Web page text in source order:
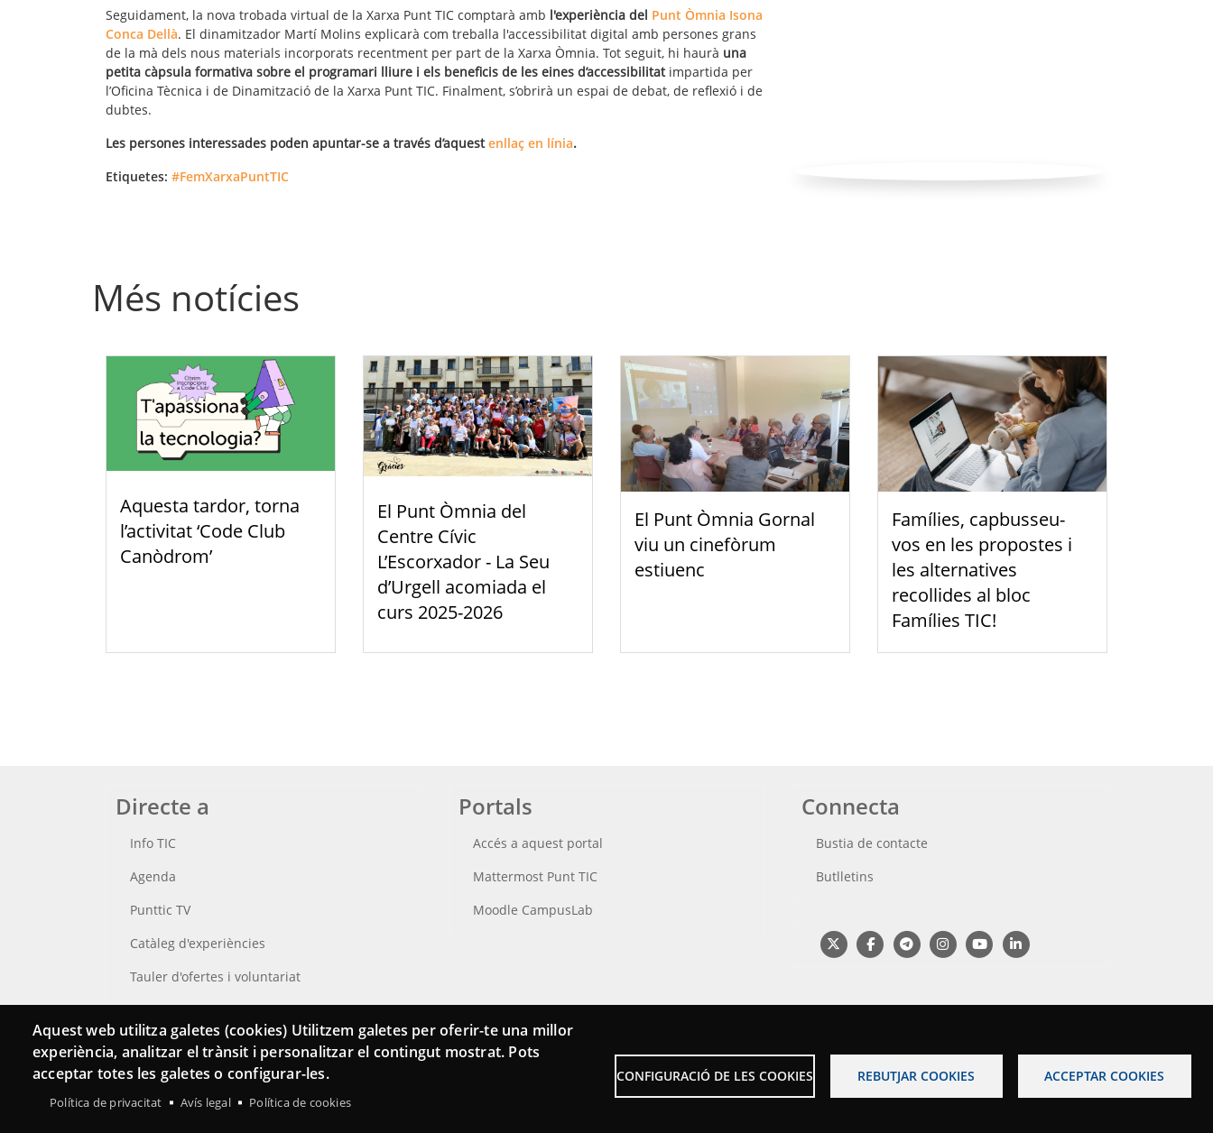
Seguidament, la nova trobada virtual de la Xarxa Punt TIC comptarà amb l'experiència del Punt Òmnia Isona
Conca Dellà. El dinamitzador Martí Molins explicarà com treballa l'accessibilitat digital amb persones grans
de la mà dels nous materials incorporats recentment per part de la Xarxa Òmnia. Tot seguit, hi haurà una
petita càpsula formativa sobre el programari lliure i els beneficis de les eines d’accessibilitatimpartida per
l’Oficina Tècnica i de Dinamització de la Xarxa Punt TIC. Finalment, s’obrirà un espai de debat, de reflexió i de
dubtes.
Les persones interessades poden apuntar-se a través d’aquestenllaç en línia.
Etiquetes: #FemXarxaPuntTIC
Més notícies
Aquesta tardor, torna
l’activitat ‘Code Club
Canòdrom’
El Punt Òmnia del
Centre Cívic
L’Escorxador - La Seu
d’Urgell acomiada el
curs 2025-2026
El Punt Òmnia Gornal
viu un cinefòrum
estiuenc
Famílies, capbusseu-
vos en les propostes i
les alternatives
recollides al bloc
Famílies TIC!
Directe a
Info TIC
Agenda
Punttic TV
Catàleg d'experiències
Tauler d'ofertes i voluntariat
Cerca el teu Punt TIC
Portals
Accés a aquest portal
Mattermost Punt TIC
Moodle CampusLab
Connecta
Bustia de contacte
Butlletins
Aquest web utilitza galetes (cookies) Utilitzem galetes per oferir-te una millor
experiència, analitzar el trànsit i personalitzar el contingut mostrat. Pots
acceptar totes les galetes o configurar-les.
Política de privacitat Avís legal Política de cookies
CONFIGURACIÓ DE LES COOKIES REBUTJAR COOKIES ACCEPTAR COOKIES